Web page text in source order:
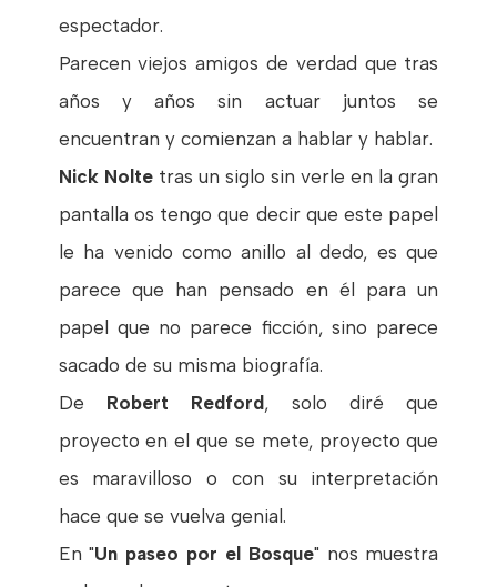
espectador.
Parecen viejos amigos de verdad que tras
años y años sin actuar juntos se
encuentran y comienzan a hablar y hablar.
Nick Nolte tras un siglo sin verle en la gran
pantalla os tengo que decir que este papel
le ha venido como anillo al dedo, es que
parece que han pensado en él para un
papel que no parece ficción, sino parece
sacado de su misma biografía.
De Robert Redford, solo diré que
proyecto en el que se mete, proyecto que
es maravilloso o con su interpretación
hace que se vuelva genial.
En "Un paseo por el Bosque" nos muestra